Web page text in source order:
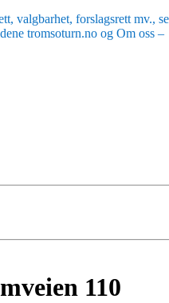
valgbarhet, forslagsrett mv., se
tromsoturn.no og Om oss –
110